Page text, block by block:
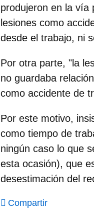
produjeron en la vía
lesiones como
desde el trabajo, ni
Por otra parte, "la
no guardaba
como accidente de
Por este motivo,
como tiempo de
ningún caso lo que
esta ocasión), que
desestimación del
Compartir